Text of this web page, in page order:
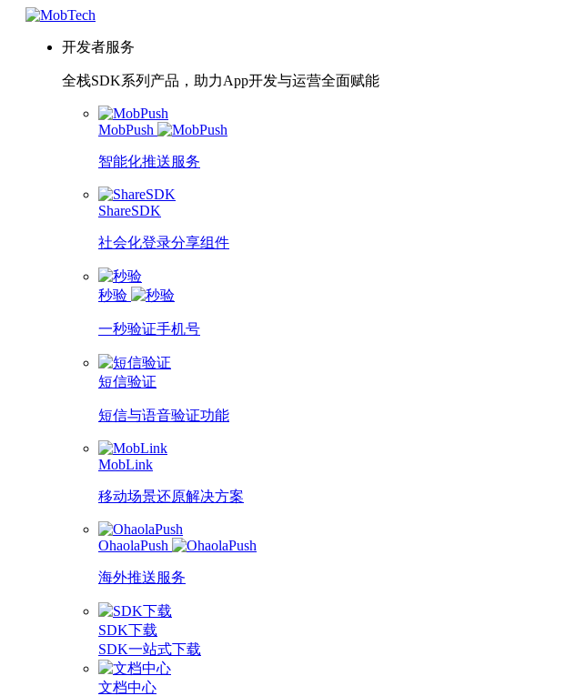
开发者服务
全栈SDK系列产品，助力App开发与运营全面赋能
MobPush
智能化推送服务
ShareSDK
社会化登录分享组件
秒验
一秒验证手机号
短信验证
短信与语音验证功能
MobLink
移动场景还原解决方案
OhaolaPush
海外推送服务
SDK下载
SDK一站式下载
文档中心